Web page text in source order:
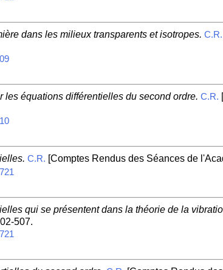
dans les milieux transparents et isotropes. C.R.
les équations différentielles du second ordre. C.R.
C.R. [Comptes Rendus des Séances de
qui se présentent dans la théorie de la
507.